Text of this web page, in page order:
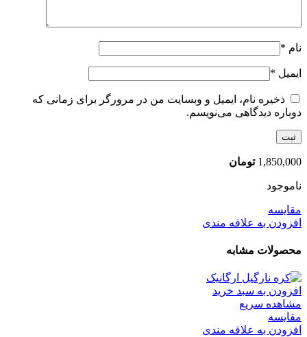
نام *
ایمیل *
ذخیره نام، ایمیل و وبسایت من در مرورگر برای زمانی که
دوباره دیدگاهی می‌نویسم.
1,850,000 تومان
ناموجود
مقایسه
افزودن به علاقه مندی
محصولات مشابه
افزودن به سبد خرید
مشاهده سریع
مقایسه
افزودن به علاقه مندی